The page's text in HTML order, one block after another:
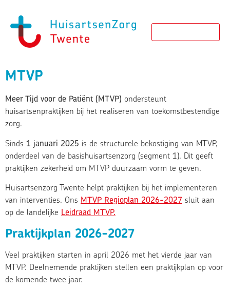
MTVP
Meer Tijd voor de Patiënt (MTVP) ondersteunt
huisartsenpraktijken bij het realiseren van toekomstbestendige
zorg.
Sinds 1 januari 2025 is de structurele bekostiging van MTVP,
onderdeel van de basishuisartsenzorg (segment 1). Dit geeft
praktijken zekerheid om MTVP duurzaam vorm te geven.
Huisartsenzorg Twente helpt praktijken bij het implementeren
van interventies. Ons MTVP Regioplan 2026-2027 sluit aan
op de landelijke Leidraad MTVP.
Praktijkplan 2026-2027
Veel praktijken starten in april 2026 met het vierde jaar van
MTVP. Deelnemende praktijken stellen een praktijkplan op voor
de komende twee jaar.